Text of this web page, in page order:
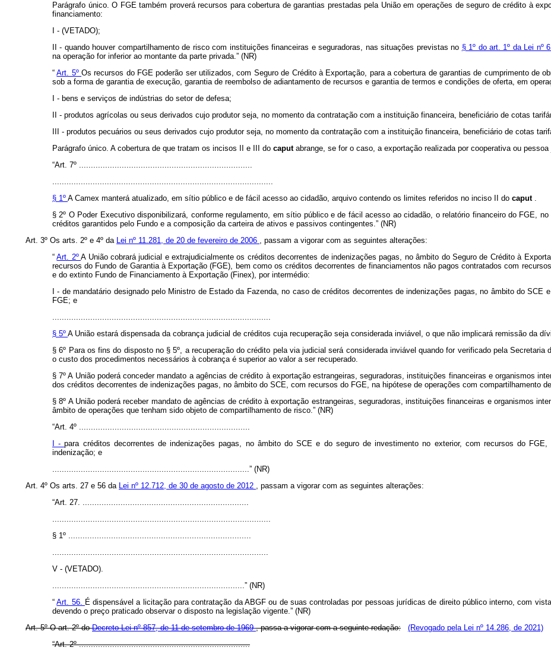
Parágrafo único. O FGE também proverá recursos para cobertura de garantias prestadas pela União em operações de seguro de crédito à
financiamento:
I - (VETADO);
II - quando houver compartilhamento de risco com instituições financeiras e seguradoras, nas situações previstas no § 1º do art. 1º da Lei nº
na operação for inferior ao montante da parte privada.” (NR)
“Art. 5ºOs recursos do FGE poderão ser utilizados, com Seguro de Crédito à Exportação, para a cobertura de garantias de cumprimento de
sob a forma de garantia de execução, garantia de reembolso de adiantamento de recursos e garantia de termos e condições de oferta, em
I - bens e serviços de indústrias do setor de defesa;
II - produtos agrícolas ou seus derivados cujo produtor seja, no momento da contratação com a instituição financeira, beneficiário de cotas
III - produtos pecuários ou seus derivados cujo produtor seja, no momento da contratação com a instituição financeira, beneficiário de cotas
Parágrafo único. A cobertura de que tratam os incisos II e III do caput abrange, se for o caso, a exportação realizada por cooperativa ou
“Art. 7º .........................................................................
.............................................................................................
§ 1º A Camex manterá atualizado, em sítio público e de fácil acesso ao cidadão, arquivo contendo os limites referidos no inciso II do caput .
§ 2º O Poder Executivo disponibilizará, conforme regulamento, em sítio público e de fácil acesso ao cidadão, o relatório financeiro do FGE,
créditos garantidos pelo Fundo e a composição da carteira de ativos e passivos contingentes.” (NR)
Art. 3º Os arts. 2º e 4º da Lei nº 11.281, de 20 de fevereiro de 2006 , passam a vigorar com as seguintes alterações:
“Art. 2ºA União cobrará judicial e extrajudicialmente os créditos decorrentes de indenizações pagas, no âmbito do Seguro de Crédito à
recursos do Fundo de Garantia à Exportação (FGE), bem como os créditos decorrentes de financiamentos não pagos contratados com
e do extinto Fundo de Financiamento à Exportação (Finex), por intermédio:
I - de mandatário designado pelo Ministro de Estado da Fazenda, no caso de créditos decorrentes de indenizações pagas, no âmbito do
FGE; e
............................................................................................
§ 5º A União estará dispensada da cobrança judicial de créditos cuja recuperação seja considerada inviável, o que não implicará remissão da
§ 6º Para os fins do disposto no § 5º, a recuperação do crédito pela via judicial será considerada inviável quando for verificado pela
o custo dos procedimentos necessários à cobrança é superior ao valor a ser recuperado.
§ 7º A União poderá conceder mandato a agências de crédito à exportação estrangeiras, seguradoras, instituições financeiras e organismos
dos créditos decorrentes de indenizações pagas, no âmbito do SCE, com recursos do FGE, na hipótese de operações com compartilhamento
§ 8º A União poderá receber mandato de agências de crédito à exportação estrangeiras, seguradoras, instituições financeiras e organismos
âmbito de operações que tenham sido objeto de compartilhamento de risco.” (NR)
“Art. 4º ........................................................................
I -para créditos decorrentes de indenizações pagas, no âmbito do SCE e do seguro de investimento no exterior, com recursos do
indenização; e
...................................................................................” (NR)
Art. 4º Os arts. 27 e 56 da Lei nº 12.712, de 30 de agosto de 2012 , passam a vigorar com as seguintes alterações:
“Art. 27. ......................................................................
............................................................................................
§ 1º .............................................................................
...........................................................................................
V - (VETADO).
.................................................................................” (NR)
“Art. 56. É dispensável a licitação para contratação da ABGF ou de suas controladas por pessoas jurídicas de direito público interno, com
devendo o preço praticado observar o disposto na legislação vigente.” (NR)
Art. 5º O art. 2º doDecreto-Lei nº 857, de 11 de setembro de 1969, passa a vigorar com a seguinte redação: (Revogado pela Lei nº 14.286, de 2021)
“Art. 2º ........................................................................